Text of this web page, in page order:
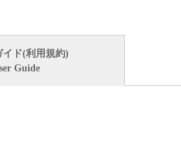
イド(利用規約)
Guide